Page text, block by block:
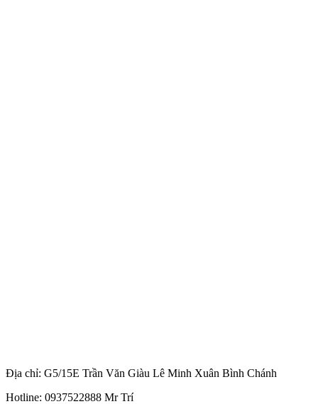
Địa chỉ: G5/15E Trần Văn Giàu Lê Minh Xuân Bình Chánh
Hotline: 0937522888 Mr Trí